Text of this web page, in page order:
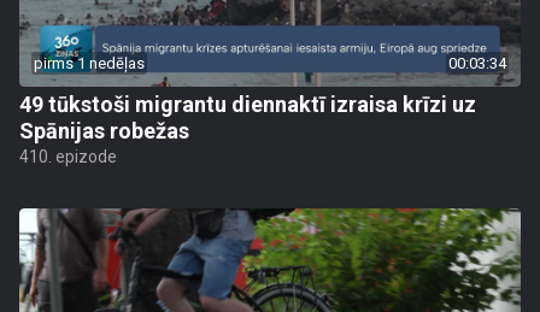
pirms 1 nedēļas 00:03:34
49 tūkstoši migrantu diennaktī izraisa krīzi uz
Spānijas robežas
410. epizode